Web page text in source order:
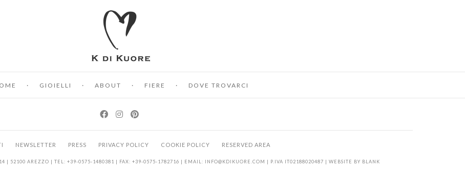
GIOIELLI ABOUT FIERE DOVE TROVARCI
NEWSLETTER PRESS PRIVACY POLICY COOKIE POLICY RESERVED AREA
| 52100 AREZZO | TEL: +39-0575-1480381 | FAX: +39-0575-1782716 | EMAIL: INFO@KDIKUORE.COM | P.IVA IT02188020487 | WEBSITE BY BLANK